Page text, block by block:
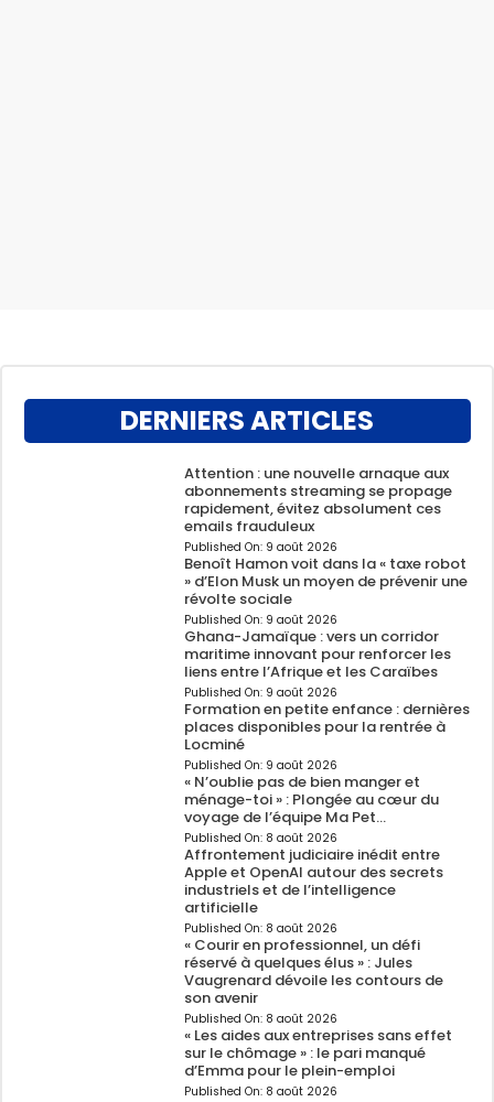
DERNIERS ARTICLES
Attention : une nouvelle arnaque aux
abonnements streaming se propage
rapidement, évitez absolument ces
emails frauduleux
Published On: 9 août 2026
Benoît Hamon voit dans la « taxe robot
» d’Elon Musk un moyen de prévenir une
révolte sociale
Published On: 9 août 2026
Ghana-Jamaïque : vers un corridor
maritime innovant pour renforcer les
liens entre l’Afrique et les Caraïbes
Published On: 9 août 2026
Formation en petite enfance : dernières
places disponibles pour la rentrée à
Locminé
Published On: 9 août 2026
« N’oublie pas de bien manger et
ménage-toi » : Plongée au cœur du
voyage de l’équipe Ma Pet…
Published On: 8 août 2026
Affrontement judiciaire inédit entre
Apple et OpenAI autour des secrets
industriels et de l’intelligence
artificielle
Published On: 8 août 2026
« Courir en professionnel, un défi
réservé à quelques élus » : Jules
Vaugrenard dévoile les contours de
son avenir
Published On: 8 août 2026
« Les aides aux entreprises sans effet
sur le chômage » : le pari manqué
d’Emma pour le plein-emploi
Published On: 8 août 2026